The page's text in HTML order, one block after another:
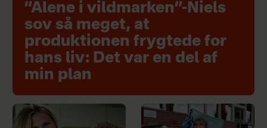
”Alene i vildmarken”-Niels
sov så meget, at
produktionen frygtede for
hans liv: Det var en del af
min plan